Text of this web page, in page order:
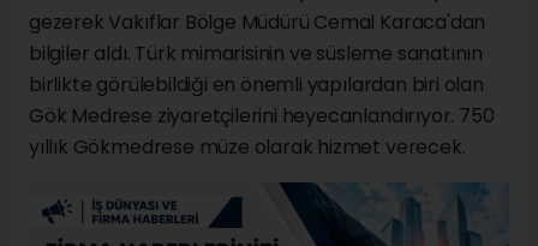
gezerek Vakıflar Bölge Müdürü Cemal Karaca'dan
bilgiler aldı. Türk mimarisinin ve süsleme sanatının
birlikte görülebildiği en önemli yapılardan biri olan
Gök Medrese ziyaretçilerini heyecanlandırıyor. 750
yıllık Gökmedrese müze olarak hizmet verecek.